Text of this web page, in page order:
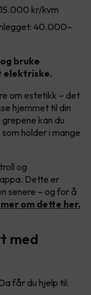
kr/kvm
40.000–
bruke
elektriske.
om estetikk – det
hjemmet til din
kan du
holder i mange
og
Dette er
senere – og for å
mer om dette her.
med
får du hjelp til: